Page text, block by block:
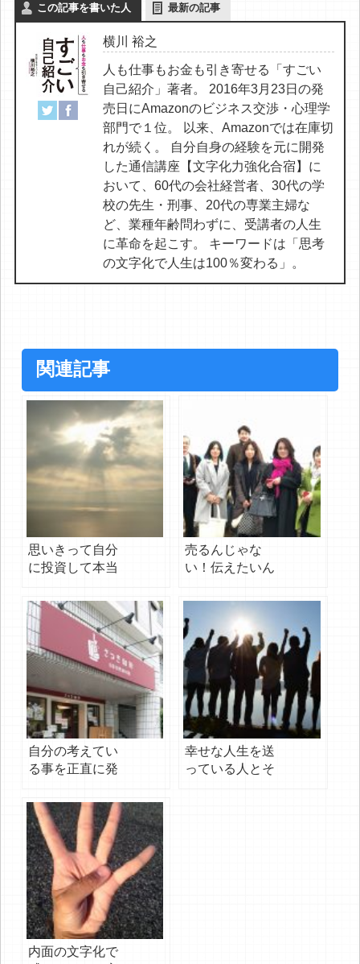
この記事を書いた人 最新の記事
横川 裕之
人も仕事もお金も引き寄せる「すごい
自己紹介」著者。 2016年3月23日の発
売日にAmazonのビジネス交渉・心理学
部門で１位。 以来、Amazonでは在庫切
れが続く。 自分自身の経験を元に開発
した通信講座【文字化力強化合宿】に
おいて、60代の会社経営者、30代の学
校の先生・刑事、20代の専業主婦な
ど、業種年齢問わずに、受講者の人生
に革命を起こす。 キーワードは「思考
の文字化で人生は100％変わる」。
関連記事
思いきって自分
に投資して本当
売るんじゃな
い！伝えたいん
自分の考えてい
る事を正直に発
幸せな人生を送
っている人とそ
内面の文字化で